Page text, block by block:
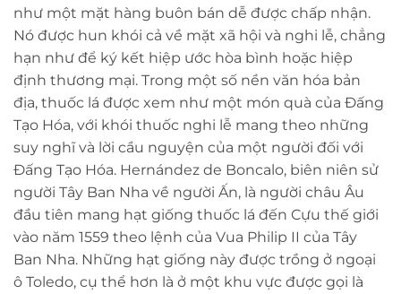
như một mặt hàng buôn bán dễ được chấp nhận.
Nó được hun khói cả về mặt xã hội và nghi lễ, chẳng
hạn như để ký kết hiệp ước hòa bình hoặc hiệp
định thương mại. Trong một số nền văn hóa bản
địa, thuốc lá được xem như một món quà của Đấng
Tạo Hóa, với khói thuốc nghi lễ mang theo những
suy nghĩ và lời cầu nguyện của một người đối với
Đấng Tạo Hóa. Hernández de Boncalo, biên niên sử
người Tây Ban Nha về người Ấn, là người châu Âu
đầu tiên mang hạt giống thuốc lá đến Cựu thế giới
vào năm 1559 theo lệnh của Vua Philip II của Tây
Ban Nha. Những hạt giống này được trồng ở ngoại
ô Toledo, cụ thể hơn là ở một khu vực được gọi là